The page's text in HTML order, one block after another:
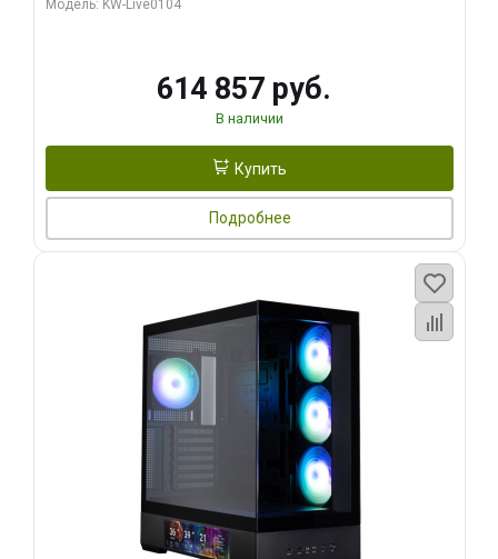
Модель: KW-Live0104
614 857 руб.
В наличии
Купить
Подробнее